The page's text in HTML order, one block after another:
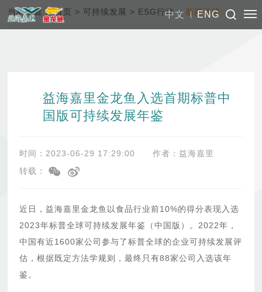
中文 ENG
当前位置：首页 > 可持续发展 > ESG行动 > 新闻详情
益海嘉里金龙鱼入选首期标普中
国版可持续发展年鉴
时间：2023-06-29 17:29:00
作者：益海嘉里
转载：
近日，益海嘉里金龙鱼以食品行业前10%的得分表现入选
2023年标普全球可持续发展年鉴（中国版）。2022年，
中国有近1600家公司参与了标普全球的企业可持续发展评
估，根据既定方法学规则，最终只有88家公司入选该年
鉴。